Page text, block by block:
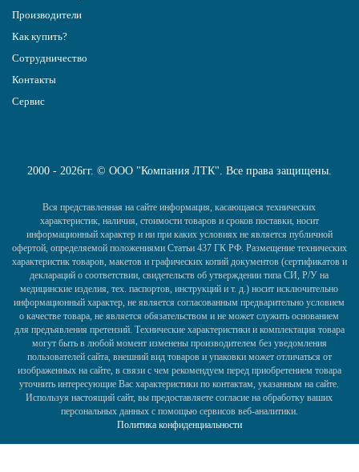
Производители
Как купить?
Сотрудничество
Контакты
Сервис
2000 - 2026гг. © ООО "Компания ЛТК". Все права защищены.
Вся представленная на сайте информация, касающаяся технических
характеристик, наличия, стоимости товаров и сроков поставки, носит
информационный характер и ни при каких условиях не является публичной
офертой, определяемой положениями Статьи 437 ГК РФ. Размещение технических
характеристик товаров, макетов и графических копий документов (сертификатов и
деклараций о соответствии, свидетельств об утверждении типа СИ, Р/У на
медицинские изделия, тех. паспортов, инструкций и т. д.) носит исключительно
информационный характер, не является согласованным предварительно условием
о качестве товара, не является обязательством и не может служить основанием
для предъявления претензий. Технические характеристики и комплектация товара
могут быть в любой момент изменены производителем без уведомления
пользователей сайта, внешний вид товаров и упаковки может отличаться от
изображенных на сайте, в связи с чем рекомендуем перед приобретением товара
уточнить интересующие Вас характеристики по контактам, указанным на сайте.
Используя настоящий сайт, вы предоставляете согласие на обработку ваших
персональных данных с помощью сервисов веб-аналитики.
Политика конфиденциальности